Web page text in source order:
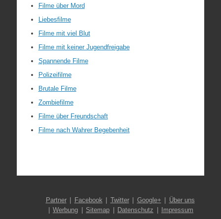
Filme über Mord
Liebesfilme
Filme mit viel Blut
Filme mit keiner Jugendfreigabe
Spannende Filme
Polizeifilme
Brutale Filme
Zombiefilme
Filme über Freundschaft
Filme nach Wahrer Begebenheit
Partner Facebook Twitter Google+
Über uns
Werbung
Sitemap Datenschutz Impressum